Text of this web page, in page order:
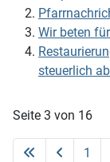
Wir beten
steuerlich
Seite 3 von 16
1